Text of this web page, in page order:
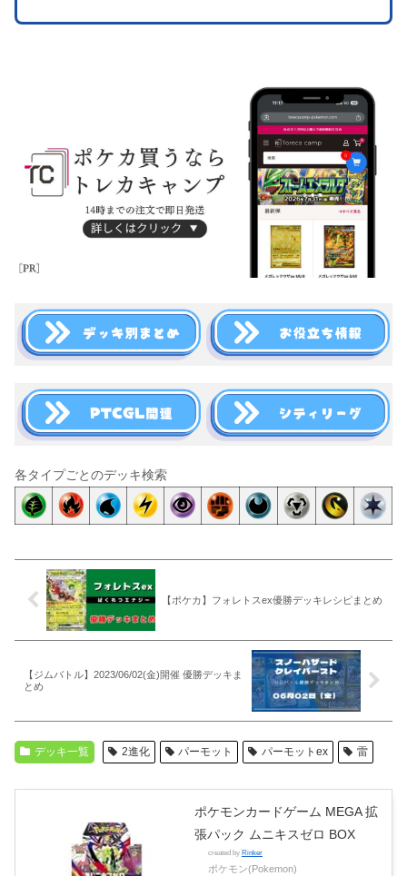
各タイプごとのデッキ検索
【ポケカ】フォレトスex優勝デッキレシピまとめ
【ジムバトル】2023/06/02(金)開催 優勝デッキま
とめ
デッキ一覧 2進化 パーモット パーモットex 雷
ポケモンカードゲーム MEGA 拡
張パック ムニキスゼロ BOX
created by Rinker
ポケモン(Pokemon)